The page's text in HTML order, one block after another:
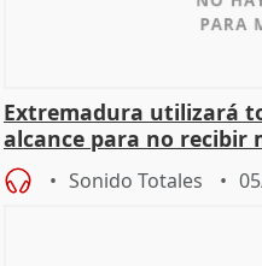
Extremadura utilizará
alcance para no recibir
Sonido Totales